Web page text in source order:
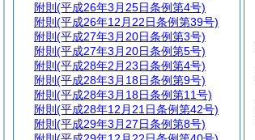
附則 (平成26年3月25日条例第4号)
附則 (平成26年12月22日条例第39号)
附則 (平成27年3月20日条例第3号)
附則 (平成27年3月20日条例第5号)
附則 (平成28年2月23日条例第4号)
附則 (平成28年3月18日条例第9号)
附則 (平成28年3月18日条例第11号)
附則 (平成28年12月21日条例第42号)
附則 (平成29年3月27日条例第8号)